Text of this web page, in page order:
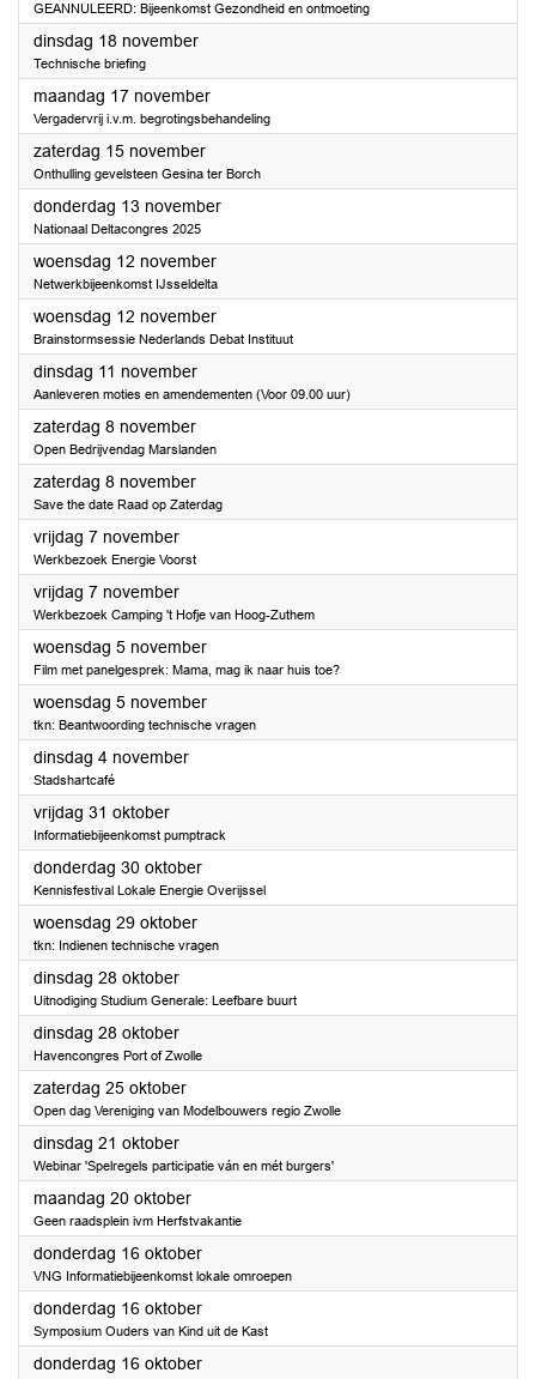
GEANNULEERD: Bijeenkomst Gezondheid en ontmoeting
dinsdag 18 november2025
Technische briefing
maandag 17 november2025
Vergadervrij i.v.m. begrotingsbehandeling
zaterdag 15 november2025
Onthulling gevelsteen Gesina ter Borch
donderdag 13 november2025
Nationaal Deltacongres 2025
woensdag 12 november2025
Netwerkbijeenkomst IJsseldelta
woensdag 12 november2025
Brainstormsessie Nederlands Debat Instituut
dinsdag 11 november2025
Aanleveren moties en amendementen (Voor 09.00 uur)
zaterdag 8 november2025
Open Bedrijvendag Marslanden
zaterdag 8 november2025
Save the date Raad op Zaterdag
vrijdag 7 november2025
Werkbezoek Energie Voorst
vrijdag 7 november2025
Werkbezoek Camping 't Hofje van Hoog-Zuthem
woensdag 5 november2025
Film met panelgesprek: Mama, mag ik naar huis toe?
woensdag 5 november2025
tkn: Beantwoording technische vragen
dinsdag 4 november2025
Stadshartcafé
vrijdag 31 oktober2025
Informatiebijeenkomst pumptrack
donderdag 30 oktober2025
Kennisfestival Lokale Energie Overijssel
woensdag 29 oktober2025
tkn: Indienen technische vragen
dinsdag 28 oktober2025
Uitnodiging Studium Generale: Leefbare buurt
dinsdag 28 oktober2025
Havencongres Port of Zwolle
zaterdag 25 oktober2025
Open dag Vereniging van Modelbouwers regio Zwolle
dinsdag 21 oktober2025
Webinar 'Spelregels participatie ván en mét burgers'
maandag 20 oktober2025
Geen raadsplein ivm Herfstvakantie
donderdag 16 oktober2025
VNG Informatiebijeenkomst lokale omroepen
donderdag 16 oktober2025
Symposium Ouders van Kind uit de Kast
donderdag 16 oktober2025